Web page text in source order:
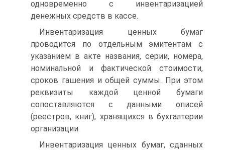
одновременно с инвентаризацией
денежных средств в кассе.
Инвентаризация ценных бумаг
проводится по отдельным эмитентам с
указанием в акте названия, серии, номера,
номинальной и фактической стоимости,
сроков гашения и общей суммы. При этом
реквизиты каждой ценной бумаги
сопоставляются с данными описей
(реестров, книг), хранящихся в бухгалтерии
организации.
Инвентаризация ценных бумаг, сданных